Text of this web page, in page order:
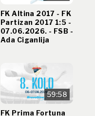
FK Altina 2017 - FK
Partizan 2017 1:5 -
07.06.2026. - FSB -
Ada Ciganlija
59:58
FK Prima Fortuna